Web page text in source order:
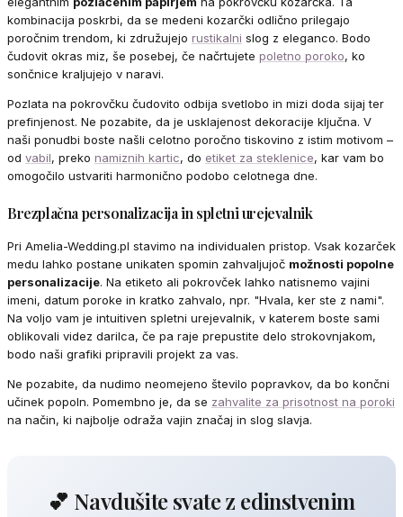
kombinacija poskrbi, da se medeni kozarčki odlično prilegajo
poročnim trendom, ki združujejo rustikalni slog z eleganco. Bodo
čudovit okras miz, še posebej, če načrtujete poletno poroko, ko
sončnice kraljujejo v naravi.
Pozlata na pokrovčku čudovito odbija svetlobo in mizi doda sijaj ter
prefinjenost. Ne pozabite, da je usklajenost dekoracije ključna. V
naši ponudbi boste našli celotno poročno tiskovino z istim motivom –
od vabil, preko namiznih kartic, do etiket za steklenice, kar vam bo
omogočilo ustvariti harmonično podobo celotnega dne.
Brezplačna personalizacija in spletni urejevalnik
Pri Amelia-Wedding.pl stavimo na individualen pristop. Vsak kozarček
medu lahko postane unikaten spomin zahvaljujoč možnosti popolne
personalizacije. Na etiketo ali pokrovček lahko natisnemo vajini
imeni, datum poroke in kratko zahvalo, npr. "Hvala, ker ste z nami".
Na voljo vam je intuitiven spletni urejevalnik, v katerem boste sami
oblikovali videz darilca, če pa raje prepustite delo strokovnjakom,
bodo naši grafiki pripravili projekt za vas.
Ne pozabite, da nudimo neomejeno število popravkov, da bo končni
učinek popoln. Pomembno je, da se zahvalite za prisotnost na poroki
na način, ki najbolje odraža vajin značaj in slog slavja.
💕 Navdušite svate z edinstvenim